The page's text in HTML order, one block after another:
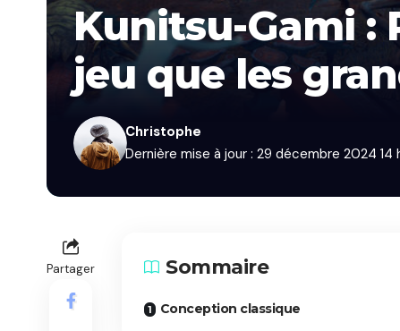
Kunitsu-Gami :
jeu que les
Dernière mise à jour : 29 décembre 2024 14
Christophe
Partager Sommaire
Conception classique